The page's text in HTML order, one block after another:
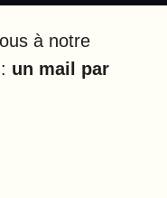
à notre
un mail par